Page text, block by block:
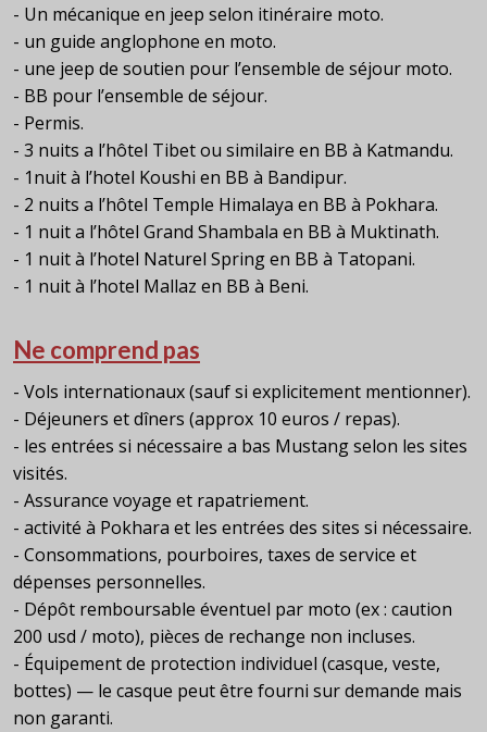
- Un mécanique en jeep selon itinéraire moto.
- un guide anglophone en moto.
- une jeep de soutien pour l’ensemble de séjour moto.
- BB pour l’ensemble de séjour.
- Permis.
- 3 nuits a l’hôtel Tibet ou similaire en BB à Katmandu.
- 1nuit à l’hotel Koushi en BB à Bandipur.
- 2 nuits a l’hôtel Temple Himalaya en BB à Pokhara.
- 1 nuit a l’hôtel Grand Shambala en BB à Muktinath.
- 1 nuit à l’hotel Naturel Spring en BB à Tatopani.
- 1 nuit à l’hotel Mallaz en BB à Beni.
Ne comprend pas
- Vols internationaux (sauf si explicitement mentionner).
- Déjeuners et dîners (approx 10 euros / repas).
- les entrées si nécessaire a bas Mustang selon les sites
visités.
- Assurance voyage et rapatriement.
- activité à Pokhara et les entrées des sites si nécessaire.
- Consommations, pourboires, taxes de service et
dépenses personnelles.
- Dépôt remboursable éventuel par moto (ex : caution
200 usd / moto), pièces de rechange non incluses.
- Équipement de protection individuel (casque, veste,
bottes) — le casque peut être fourni sur demande mais
non garanti.